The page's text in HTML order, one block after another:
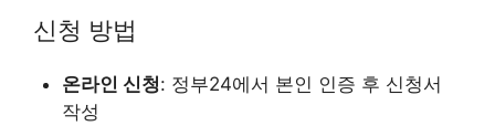
신청 방법
온라인 신청: 정부24에서 본인 인증 후 신청서
작성